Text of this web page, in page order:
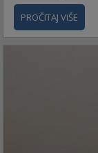
PROČITAJ VIŠE